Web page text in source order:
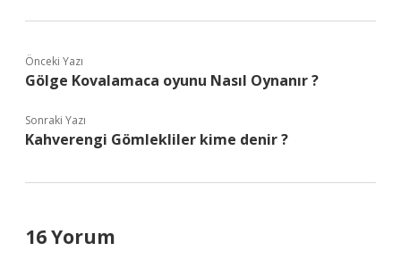
Önceki Yazı
Gölge Kovalamaca oyunu Nasıl Oynanır ?
Sonraki Yazı
Kahverengi Gömlekliler kime denir ?
16 Yorum